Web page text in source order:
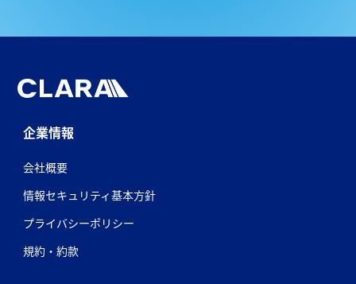
企業情報
会社概要
情報セキュリティ基本方針
プライバシーポリシー
規約・約款